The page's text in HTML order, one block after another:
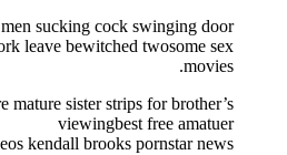
sucking cock swinging door
leave bewitched twosome sex
movies.
mature sister strips for brother’s
viewingbest free amatuer
kendall brooks pornstar news.